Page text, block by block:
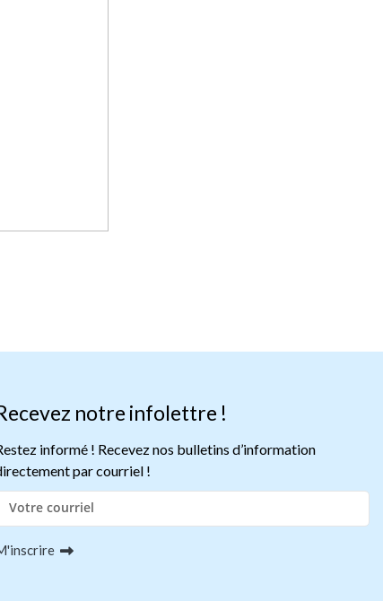
notre infolettre !
informé ! Recevez nos bulletins d’information
par courriel !